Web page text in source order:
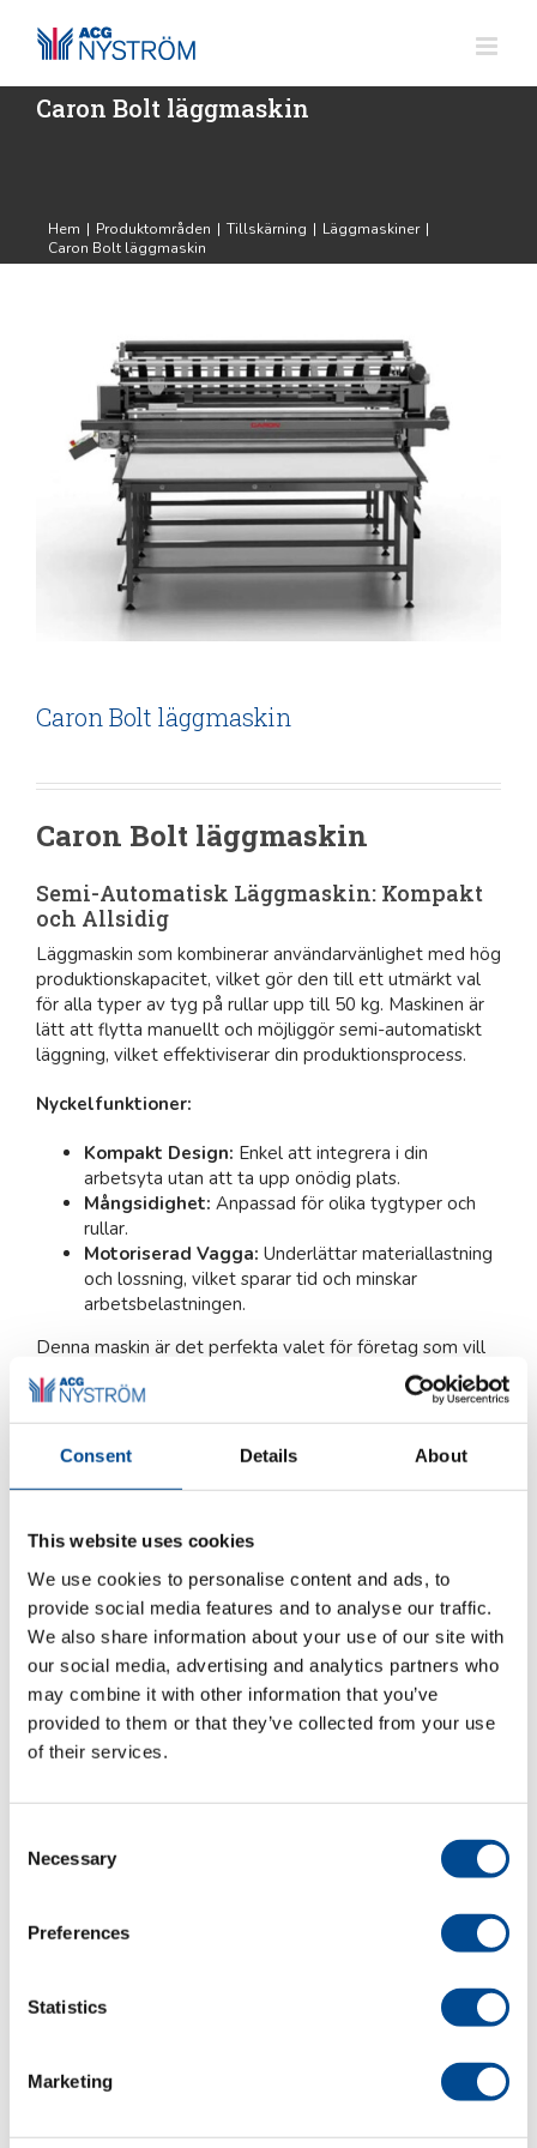
Consent Details About
This website uses cookies
We use cookies to personalise content and ads, to
provide social media features and to analyse our traffic.
We also share information about your use of our site with
our social media, advertising and analytics partners who
may combine it with other information that you’ve
provided to them or that they’ve collected from your use
of their services.
Selection
Necessary
Preferences
Statistics
Marketing
innehållet
Caron Bolt läggmaskin
Hem | Produktområden | Tillskärning | Läggmaskiner |
Caron Bolt läggmaskin
Caron Bolt läggmaskin
Caron Bolt läggmaskin
Semi-Automatisk Läggmaskin: Kompakt
och Allsidig
Läggmaskin som kombinerar användarvänlighet med hög
produktionskapacitet, vilket gör den till ett utmärkt val
för alla typer av tyg på rullar upp till 50 kg. Maskinen är
lätt att flytta manuellt och möjliggör semi-automatiskt
läggning, vilket effektiviserar din produktionsprocess.
Nyckelfunktioner:
Kompakt Design: Enkel att integrera i din
arbetsyta utan att ta upp onödig plats.
Mångsidighet: Anpassad för olika tygtyper och
rullar.
Motoriserad Vagga: Underlättar materiallastning
och lossning, vilket sparar tid och minskar
arbetsbelastningen.
Denna maskin är det perfekta valet för företag som vill
optimera sin produktion utan att kompromissa på
användarvänlighet och flexibilitet.
Produktblad (pdf) engelska
Kategorier:Läggmaskiner ,Produktområden,Tillskärning
Beskrivning
Specifikationer:
Högerstyrda maskinkontroller (vänster som
Maximal lastkapacitet från 50 kg